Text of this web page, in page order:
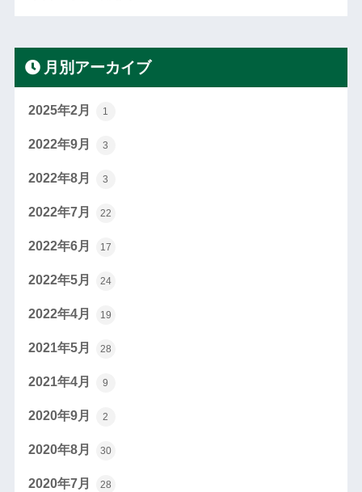
月別アーカイブ
2025年2月 1
2022年9月 3
2022年8月 3
2022年7月 22
2022年6月 17
2022年5月 24
2022年4月 19
2021年5月 28
2021年4月 9
2020年9月 2
2020年8月 30
2020年7月 28